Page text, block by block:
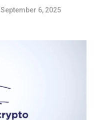
September 6, 2025